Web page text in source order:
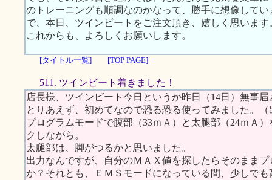
のトレーニングも順調なのかなって、勝手に想像してい
で、本日、ツインビートをご注文頂き、嬉しく思います
これからも、よろしくお願いします。
[タイトル一覧] [TOP PAGE]
511. ツインビート着きました！
店長様、ツインビート今日というか昨日（14日）無事
とりあえず、初めてなので恐る恐る使ってみました。
プログラムモードで腹部（33ｍＡ）と太腿部（24ｍＡ
クしながら。
太腿部は、脚がつるかと思いました。
出力なんですが、自分のＭＡＸ値を探したらそのまま
か？それとも、ＥＭＳモードになっている間、少しで